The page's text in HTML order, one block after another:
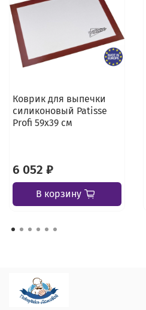
Коврик для выпечки
силиконовый Patisse
Profi 59х39 см
6 052 ₽
В корзину